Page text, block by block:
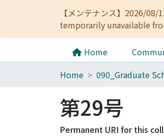
【メンテナンス】2026/
temporarily unavailable
Home
Home
第29号
Permanent URI for this